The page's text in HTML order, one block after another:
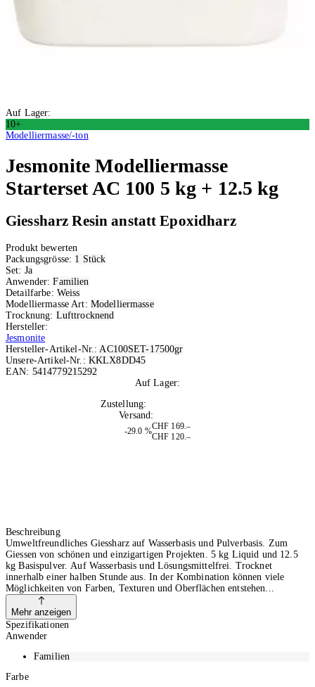
Auf Lager:
10+
Modelliermasse/-ton
Jesmonite Modelliermasse
Starterset AC 100 5 kg + 12.5 kg
Giessharz Resin anstatt Epoxidharz
Produkt bewerten
Packungsgrösse: 1 Stück
Set: Ja
Anwender:Familien
Detailfarbe: Weiss
Modelliermasse Art: Modelliermasse
Trocknung: Lufttrocknend
Hersteller:
Jesmonite
Hersteller-Artikel-Nr.: AC100SET-17500gr
Unsere-Artikel-Nr.: KKLX8DD45
EAN: 5414779215292
Auf Lager:
Zustellung:
Versand:
-29.0 %
CHF 169.–
CHF 120.–
Beschreibung
Umweltfreundliches Giessharz auf Wasserbasis und Pulverbasis. Zum
Giessen von schönen und einzigartigen Projekten. 5 kg Liquid und 12.5
kg Basispulver. Auf Wasserbasis und Lösungsmittelfrei. Trocknet
innerhalb einer halben Stunde aus. In der Kombination können viele
Möglichkeiten von Farben, Texturen und Oberflächen entstehen
Mehr anzeigen
Spezifikationen
Anwender
Familien
Farbe